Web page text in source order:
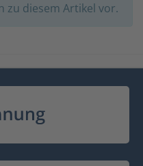
zu diesem Artikel vor.